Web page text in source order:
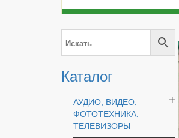
Каталог
АУДИО, ВИДЕО,
ФОТОТЕХНИКА,
ТЕЛЕВИЗОРЫ